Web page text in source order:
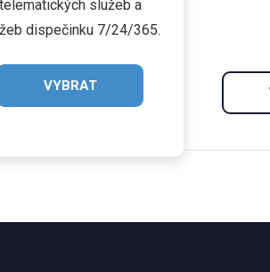
telematických služeb a
dispečinku 7/24/365.
VYBRAT